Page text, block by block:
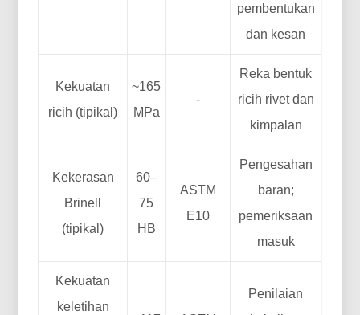
pembentukan
dan kesan
Kekuatan
ricih (tipikal)
~165
MPa
-
Reka bentuk
ricih rivet dan
kimpalan
Kekerasan
Brinell
(tipikal)
60–
75
HB
ASTM
E10
Pengesahan
baran;
pemeriksaan
masuk
Kekuatan
keletihan
Penilaian